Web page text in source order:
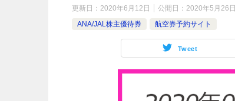
更新日： 2020年6月12日 公開日： 2020年5月26日
ANA/JAL株主優待券
航空券予約サイト
Tweet